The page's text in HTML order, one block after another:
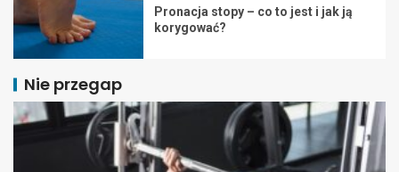
Pronacja stopy – co to jest i jak ją
korygować?
Nie przegap